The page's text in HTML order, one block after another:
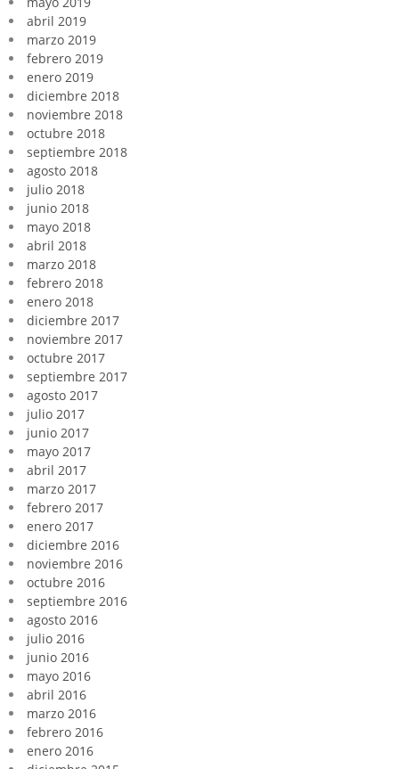
abril 2019
marzo 2019
febrero 2019
enero 2019
diciembre 2018
noviembre 2018
octubre 2018
septiembre 2018
agosto 2018
julio 2018
junio 2018
mayo 2018
abril 2018
marzo 2018
febrero 2018
enero 2018
diciembre 2017
noviembre 2017
octubre 2017
septiembre 2017
agosto 2017
julio 2017
junio 2017
mayo 2017
abril 2017
marzo 2017
febrero 2017
enero 2017
diciembre 2016
noviembre 2016
octubre 2016
septiembre 2016
agosto 2016
julio 2016
junio 2016
mayo 2016
abril 2016
marzo 2016
febrero 2016
enero 2016